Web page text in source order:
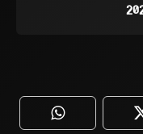
WhatsApp